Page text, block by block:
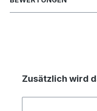
Produktgalerie
Zusätzlich wird